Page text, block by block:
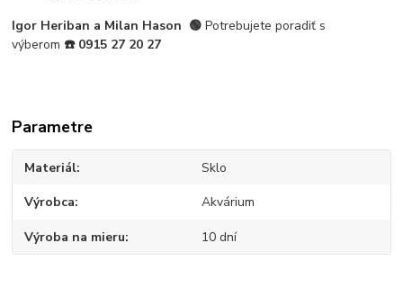
Igor Heriban a Milan Hason 🟢Potrebujete poradiť s
výberom ☎️ 0915 27 20 27
Parametre
Materiál Sklo
Výrobca Akvárium
Výroba na mieru 10 dní